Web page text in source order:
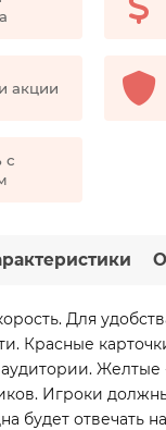
акции
с
Для
Красные
Желтые
Игроки
будет отвечать